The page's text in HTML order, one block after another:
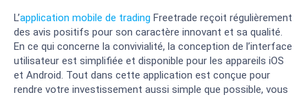
L’application mobile de trading Freetrade reçoit régulièrement
des avis positifs pour son caractère innovant et sa qualité.
En ce qui concerne la convivialité, la conception de l’interface
utilisateur est simplifiée et disponible pour les appareils iOS
et Android. Tout dans cette application est conçue pour
rendre votre investissement aussi simple que possible, vous